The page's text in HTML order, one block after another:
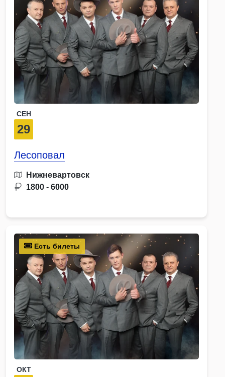
СЕН
29
Лесоповал
Нижневартовск
1800 - 6000
Есть билеты
ОКТ